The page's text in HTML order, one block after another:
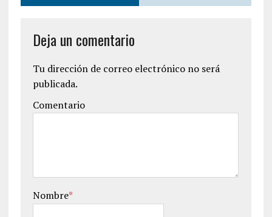
Deja un comentario
Tu dirección de correo electrónico no será
publicada.
Comentario
Nombre*